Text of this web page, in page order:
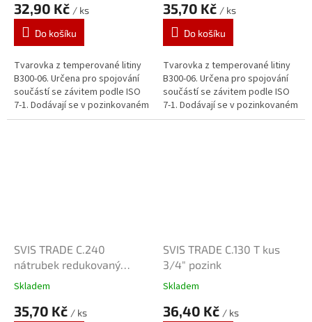
32,90 Kč / ks
Do košíku
Tvarovka z temperované litiny
B300-06. Určena pro spojování
součástí se závitem podle ISO
7-1. Dodávají se v pozinkovaném
provedení. Zinkový povlak o
35,70 Kč / ks
Do košíku
Tvarovka z temperované litiny
B300-06. Určena pro spojování
součástí se závitem podle ISO
7-1. Dodávají se v pozinkovaném
provedení. Zinkový povlak o
SVIS TRADE C.240
nátrubek redukovaný
1"x3/4" pozink
Skladem
35,70 Kč / ks
SVIS TRADE C.130 T kus
3/4" pozink
Skladem
36,40 Kč / ks